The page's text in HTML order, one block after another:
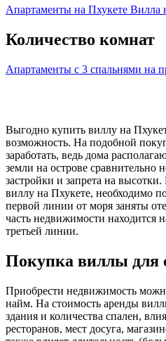
Выгодно купить виллу на
возможность. На подобной
заработать, ведь дома
земли на острове сравнительно
застройки и запрета на
виллу на Пхукете, необходимо
первой линии от моря заняты
часть недвижимости находится
третьей линии.
Покупка виллы для
Приобрести недвижимость
найм. На стоимость аренды
здания и количества спален,
ресторанов, мест досуга,
Апартаменты на Пхукете Вилла
Количество комнат
Апартаменты с 3 спальнями на